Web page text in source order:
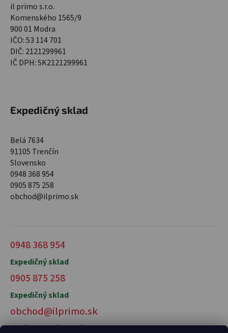
il primo s.r.o.
Komenského 1565/9
900 01 Modra
IČO: 53 114 701
DIČ: 2121299961
IČ DPH: SK2121299961
Expedičný sklad
Belá 7634
91105 Trenčín
Slovensko
0948 368 954
0905 875 258
obchod@ilprimo.sk
0948 368 954
Expedičný sklad
0905 875 258
Expedičný sklad
obchod@ilprimo.sk
V prípade otázok nás kontaktujte